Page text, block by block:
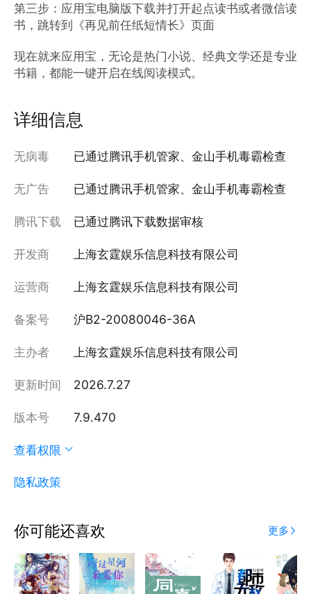
第三步：应用宝电脑版下载并打开起点读书或者微信读
书，跳转到《再见前任纸短情长》页面
现在就来应用宝，无论是热门小说、经典文学还是专业
书籍，都能一键开启在线阅读模式。
详细信息
无病毒 已通过腾讯手机管家、金山手机毒霸检查
无广告 已通过腾讯手机管家、金山手机毒霸检查
腾讯下载 已通过腾讯下载数据审核
开发商 上海玄霆娱乐信息科技有限公司
运营商 上海玄霆娱乐信息科技有限公司
备案号 沪B2-20080046-36A
主办者 上海玄霆娱乐信息科技有限公司
更新时间 2026.7.27
版本号 7.9.470
查看权限
隐私政策
你可能还喜欢 更多